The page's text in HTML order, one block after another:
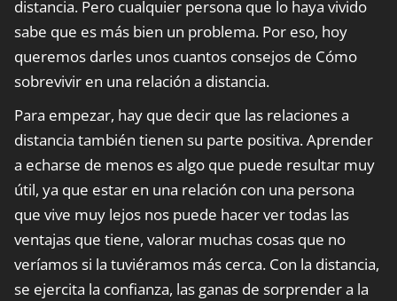
distancia. Pero cualquier persona que lo haya vivido
sabe que es más bien un problema. Por eso, hoy
queremos darles unos cuantos consejos de Cómo
sobrevivir en una relación a distancia.
Para empezar, hay que decir que las relaciones a
distancia también tienen su parte positiva. Aprender
a echarse de menos es algo que puede resultar muy
útil, ya que estar en una relación con una persona
que vive muy lejos nos puede hacer ver todas las
ventajas que tiene, valorar muchas cosas que no
veríamos si la tuviéramos más cerca. Con la distancia,
se ejercita la confianza, las ganas de sorprender a la